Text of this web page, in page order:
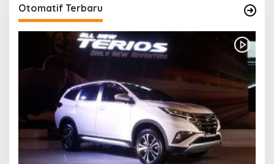
Otomatif Terbaru